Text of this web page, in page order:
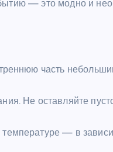
— это модно и
часть
Не оставляйте
— в